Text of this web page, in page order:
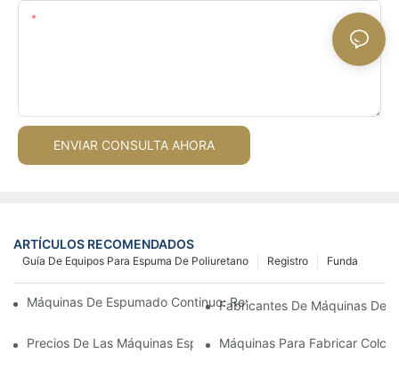
ENVIAR CONSULTA AHORA
ARTÍCULOS RECOMENDADOS
Funda
Registro
Guía De Equipos Para Espuma De Poliuretano
Máquinas De Espumado Continuo: Revolucionando La
Fabricantes De Máquinas De
Precios De Las Máquinas Espumadoras Por Lotes: ¿Qué
Máquinas Para Fabricar